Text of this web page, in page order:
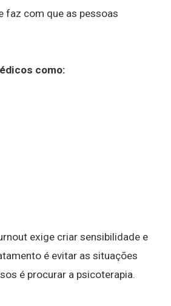
faz com que as pessoas
como:
exige criar sensibilidade e
é evitar as situações
é procurar a psicoterapia.